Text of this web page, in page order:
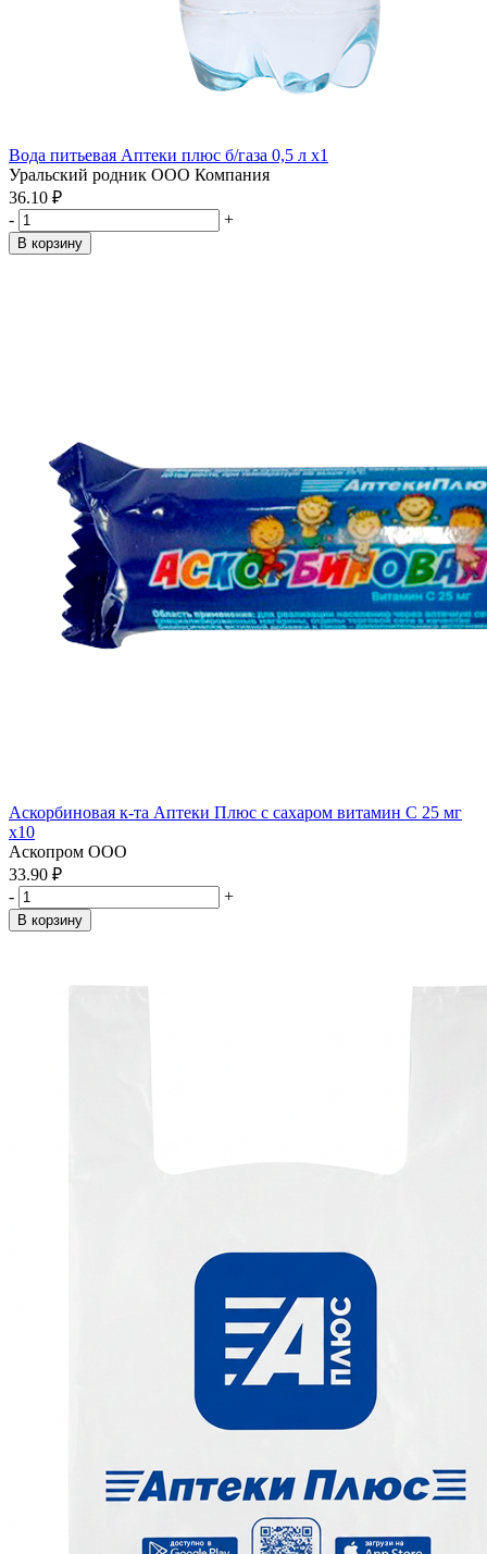
Вода питьевая Аптеки плюс б/газа 0,5 л x1
Уральский родник ООО Компания
36.10 ₽
-
+
В корзину
Аскорбиновая к-та Аптеки Плюс с сахаром витамин С 25 мг
x10
Аскопром ООО
33.90 ₽
-
+
В корзину